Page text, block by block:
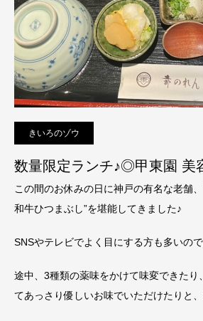
きいろのゾウ
数量限定ランチ♪◎甲東園 美
この間のお休みの日に神戸の有名な老舗
和牛ひつまぶし”を堪能してきました♪
SNSやテレビでよく目にする方も多いの
途中、3種類の薬味をかけて味変できたり
てあっさり優しいお味でいただけたりと